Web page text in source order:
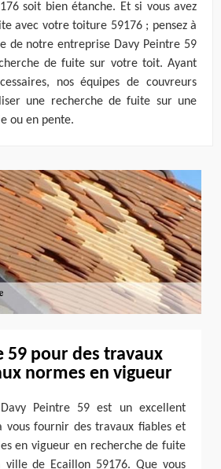
soit bien étanche. Et si vous avez
avec votre toiture 59176 ; pensez à
de notre entreprise Davy Peintre 59
de fuite sur votre toit. Ayant
nos équipes de couvreurs
une recherche de fuite sur une
ou en pente.
59 pour des travaux
normes en vigueur
Peintre 59 est un excellent
vous fournir des travaux fiables et
en vigueur en recherche de fuite
de Ecaillon 59176. Que vous